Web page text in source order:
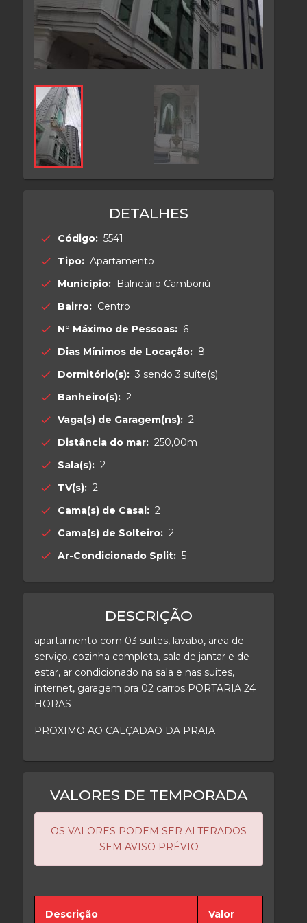
DETALHES
check Código: 5541
check
Tipo: Apartamento
check
Município: Balneário Camboriú
check
Bairro: Centro
check
N° Máximo de Pessoas: 6
check
Dias Mínimos de Locação: 8
check
Dormitório(s): 3 sendo 3 suíte(s)
check
Banheiro(s): 2
check Vaga(s) de Garagem(ns): 2
check
Distância do mar: 250,00m
check
Sala(s): 2
check
TV(s): 2
check
Cama(s) de Casal: 2
check
Cama(s) de Solteiro: 2
check Ar-Condicionado Split: 5
DESCRIÇÃO
apartamento com 03 suites, lavabo, area de
serviço, cozinha completa, sala de jantar e de
estar, ar condicionado na sala e nas suites,
internet, garagem pra 02 carros PORTARIA 24
HORAS
PROXIMO AO CALÇADAO DA PRAIA
VALORES DE TEMPORADA
OS VALORES PODEM SER ALTERADOS
SEM AVISO PRÉVIO
Descrição Valor